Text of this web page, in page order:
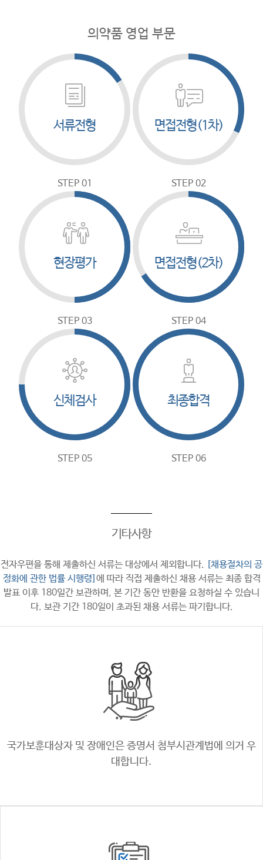
의약품 영업 부문
서류전형
STEP 01
면접전형(1차)
STEP 02
현장평가
STEP 03
면접전형(2차)
STEP 04
신체검사
STEP 05
최종합격
STEP 06
기타사항
전자우편을 통해 제출하신 서류는 대상에서 제외합니다. [채용절차의 공
정화에 관한 법률 시행령] 에 따라 직접 제출하신 채용 서류는 최종 합격
발표 이후 180일간 보관하며, 본 기간 동안 반환을 요청하실 수 있습니
다. 보관 기간 180일이 초과된 채용 서류는 파기합니다.
국가보훈대상자 및 장애인은 증명서 첨부시 관계법에 의거 우
대합니다.